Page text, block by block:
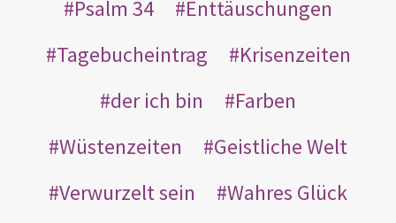
Psalm 34
Enttäuschungen
Tagebucheintrag
Krisenzeiten
der ich bin
Farben
Wüstenzeiten
Geistliche Welt
Verwurzelt sein
Wahres Glück